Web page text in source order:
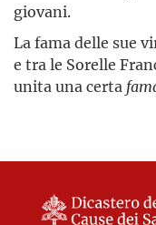
giovani.
La fama delle sue
e tra le Sorelle
unita una certa